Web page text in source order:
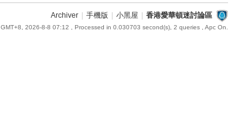
Archiver 手機版 小黑屋 香港愛華頓迷討論區
GMT+8, 2026-8-8 07:12 , Processed in 0.030703 second(s), 2 queries , Apc On.